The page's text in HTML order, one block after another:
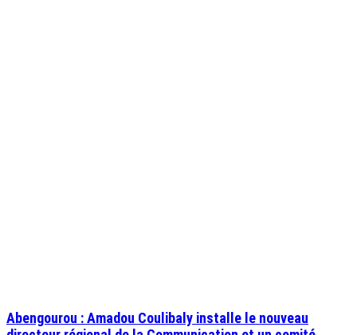
Abengourou : Amadou Coulibaly installe le nouveau